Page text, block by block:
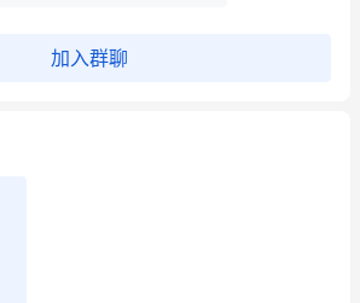
加入群聊